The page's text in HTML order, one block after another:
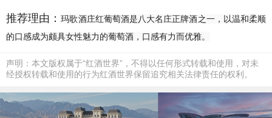
推荐理由：玛歌酒庄红葡萄酒是八大名庄正牌酒之一，以温和柔顺
的口感成为颇具女性魅力的葡萄酒，口感有力而优雅。
声明：本文版权属于“红酒世界”，不得以任何形式转载和使用，对未
经授权转载和使用的行为红酒世界保留追究相关法律责任的权利。